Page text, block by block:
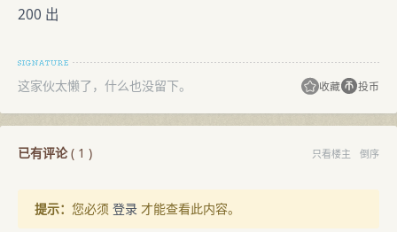
200 出
这家伙太懒了，什么也没留下。 收藏 投币
已有评论( 1 ) 只看楼主 倒序
提示： 您必须 登录 才能查看此内容。